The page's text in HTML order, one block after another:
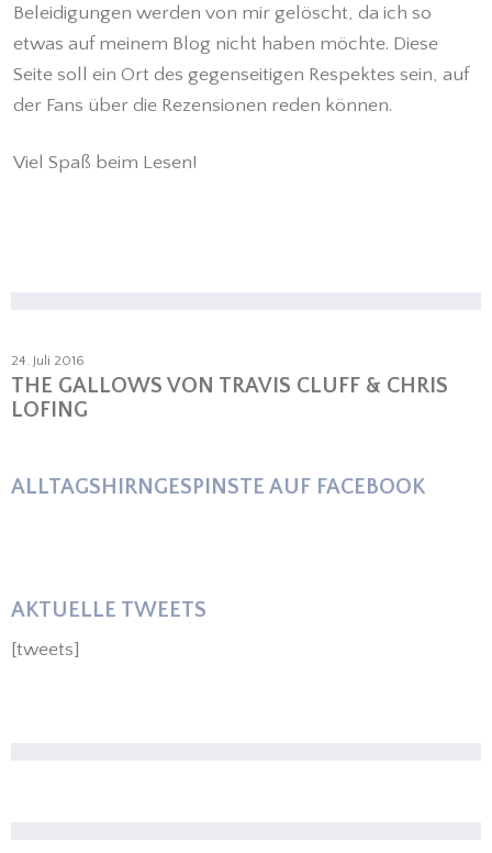
Beleidigungen werden von mir gelöscht, da ich so
etwas auf meinem Blog nicht haben möchte. Diese
Seite soll ein Ort des gegenseitigen Respektes sein, auf
der Fans über die Rezensionen reden können.
Viel Spaß beim Lesen!
24. Juli 2016
THE GALLOWS VON TRAVIS CLUFF & CHRIS
LOFING
ALLTAGSHIRNGESPINSTE AUF FACEBOOK
AKTUELLE TWEETS
[tweets]